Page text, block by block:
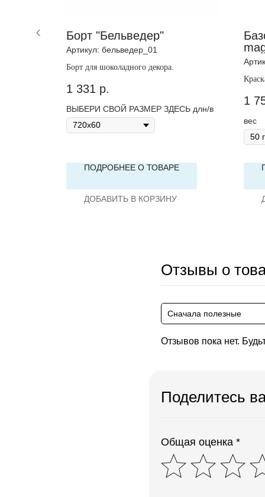
Борт "Бельведер"
Артикул: бельведер_01
Борт для шоколадного декора.
1 331 р.
ВЫБЕРИ СВОЙ РАЗМЕР ЗДЕСЬ длн/в
ПОДРОБНЕЕ О ТОВАРЕ
ДОБАВИТЬ В КОРЗИНУ
1
вес
Отзывы о
Сначала полезные
Отзывов пока нет.
Поделитесь
Общая оценка *